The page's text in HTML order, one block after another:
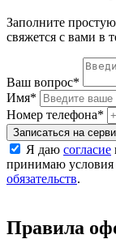
Заполните
свяжется с вами в
Ваш вопрос*
Имя*
Номер телефона*
Записаться на
Я даю согласие
принимаю условия
обязательств.
Правила